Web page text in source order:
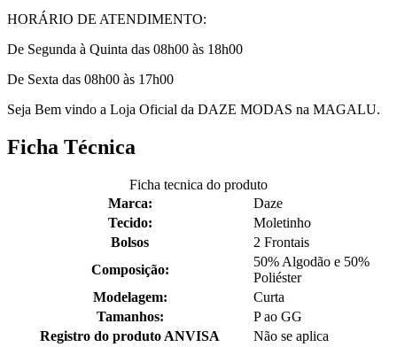
HORÁRIO DE ATENDIMENTO:
De Segunda à Quinta das 08h00 às 18h00
De Sexta das 08h00 às 17h00
Seja Bem vindo a Loja Oficial da DAZE MODAS na MAGALU.
Ficha Técnica
Ficha tecnica do produto
Marca:
Daze
Tecido:
Moletinho
Bolsos
2 Frontais
Composição:
50% Algodão e 50%
Poliéster
Modelagem:
Curta
Tamanhos:
P ao GG
Registro do produto ANVISA
Não se aplica